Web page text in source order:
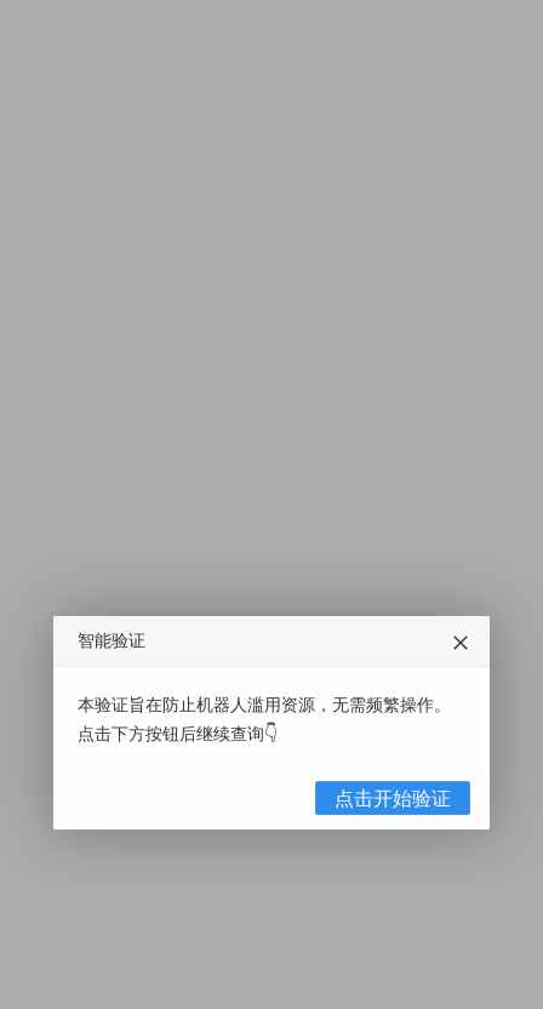
智能验证
本验证旨在防止机器人滥用资源，无需频繁操作。
点击下方按钮后继续查询👇
点击开始验证